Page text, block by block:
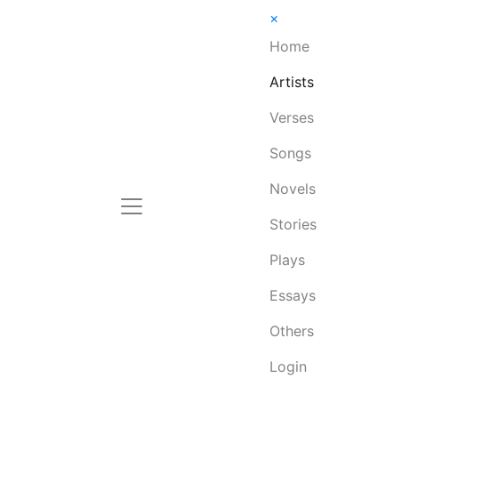
×
Home
Artists
Verses
Songs
Novels
Stories
Plays
Essays
Others
Login